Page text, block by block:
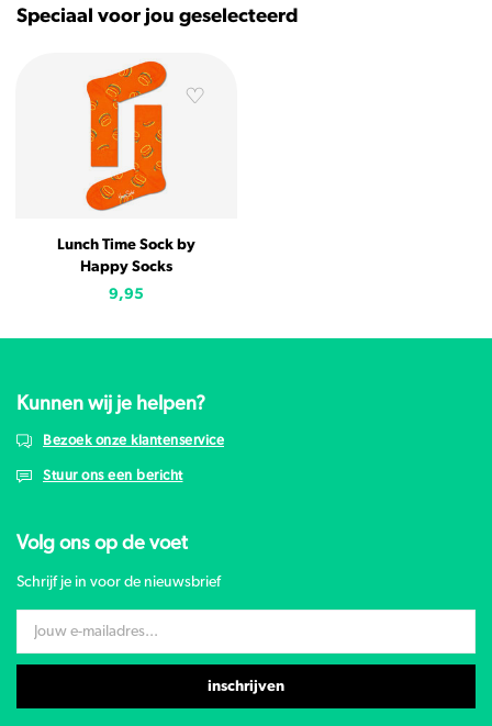
Speciaal voor jou geselecteerd
Lunch Time Sock by
Happy Socks
9,95
Kunnen wij je helpen?
Bezoek onze klantenservice
Stuur ons een bericht
Volg ons op de voet
Schrijf je in voor de nieuwsbrief
inschrijven